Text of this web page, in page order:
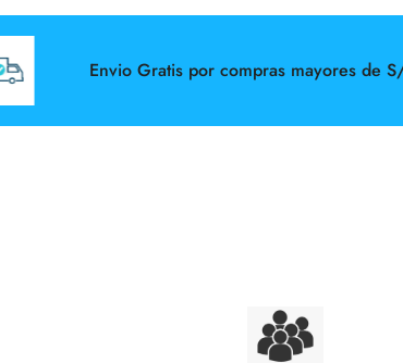
Envio Gratis por compras mayores de S/